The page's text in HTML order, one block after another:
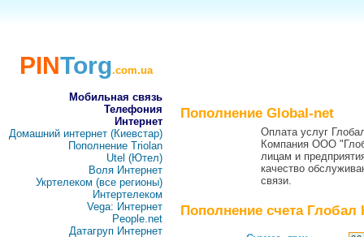
PINTorg.com.ua
Мобильная связь
Телефония
Интернет
Домашний интернет (Киевстар)
Пополнение Triolan
Utel (Ютел)
Воля Интернет
Укртелеком (все регионы)
Интертелеком
Vega: Интернет
People.net
Датагруп Интернет
Пополнение Global-net
Оплата услуг
Компания ООО
лицам и
качество
связи.
Пополнение счета Глобал